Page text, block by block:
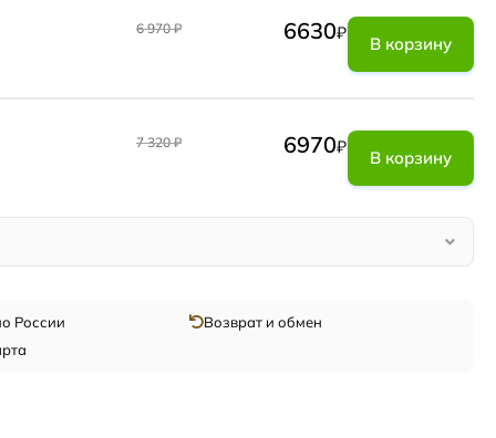
6 970₽ 6630₽
В корзину
7 320₽ 6970₽
В корзину
России
Возврат и обмен